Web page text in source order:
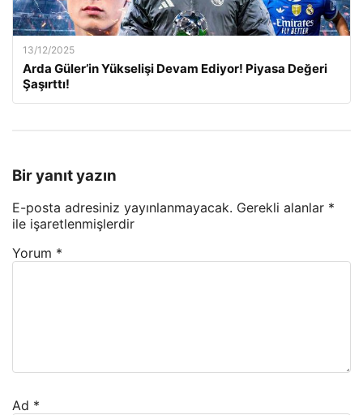
13/12/2025
Arda Güler’in Yükselişi Devam Ediyor! Piyasa Değeri
Şaşırttı!
Bir yanıt yazın
E-posta adresiniz yayınlanmayacak. Gerekli alanlar *
ile işaretlenmişlerdir
Yorum *
Ad *